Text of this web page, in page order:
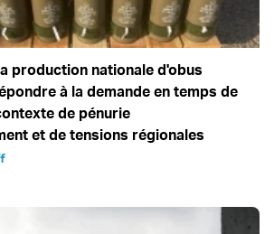
production nationale d'obus
à la demande en temps de
de pénurie
et de tensions régionales